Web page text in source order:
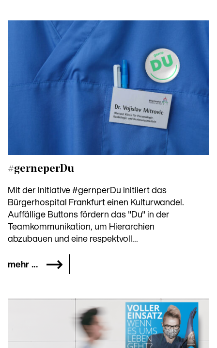
#gerneperDu
Mit der Initiative #gernperDu initiiert das
Bürgerhospital Frankfurt einen Kulturwandel.
Auffällige Buttons fördern das "Du" in der
Teamkommunikation, um Hierarchien
abzubauen und eine respektvoll...
mehr ...